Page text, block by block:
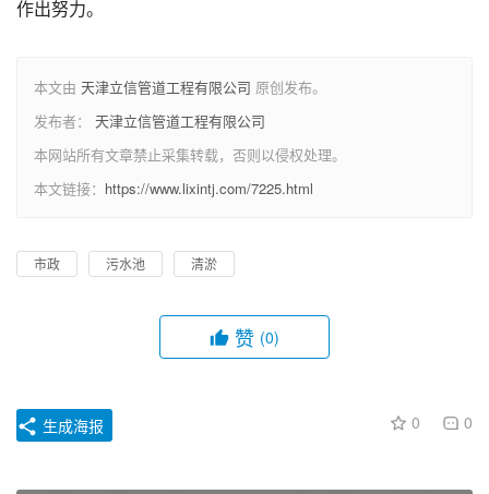
作出努力。
本文由 天津立信管道工程有限公司 原创发布。
发布者： 天津立信管道工程有限公司
本网站所有文章禁止采集转载，否则以侵权处理。
本文链接： https://www.lixintj.com/7225.html
市政 污水池 清淤
赞 (0)
0 0
生成海报